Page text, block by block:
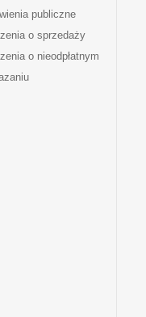
publiczne
o sprzedaży
o nieodpłatnym